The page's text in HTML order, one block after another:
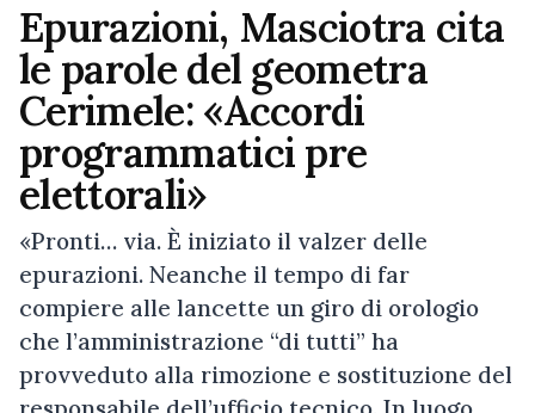
Epurazioni, Masciotra cita
le parole del geometra
Cerimele: «Accordi
programmatici pre
elettorali»
«Pronti… via. È iniziato il valzer delle
epurazioni. Neanche il tempo di far
compiere alle lancette un giro di orologio
che l’amministrazione “di tutti” ha
provveduto alla rimozione e sostituzione del